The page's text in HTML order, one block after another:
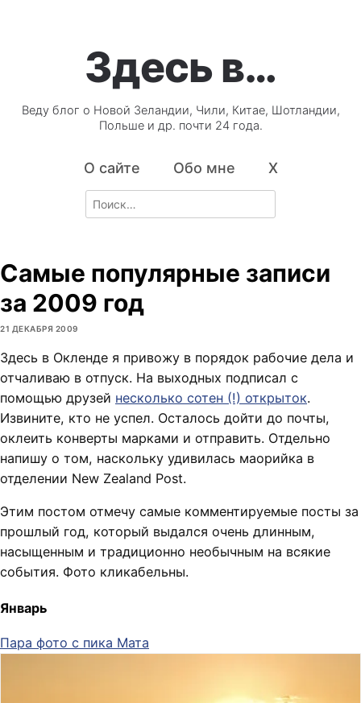
Здесь в…
Веду блог о Новой Зеландии, Чили, Китае, Шотландии,
Польше и др. почти 24 года.
О сайте Обо мне X
Search
for:
Самые популярные записи
за 2009 год
21 ДЕКАБРЯ 2009
Здесь в Окленде я привожу в порядок рабочие дела и
отчаливаю в отпуск. На выходных подписал с
помощью друзей несколько сотен (!) открыток.
Извините, кто не успел. Осталось дойти до почты,
оклеить конверты марками и отправить. Отдельно
напишу о том, наскольку удивилась маорийка в
отделении New Zealand Post.
Этим постом отмечу самые комментируемые посты за
прошлый год, который выдался очень длинным,
насыщенным и традиционно необычным на всякие
события. Фото кликабельны.
Январь
Пара фото с пика Мата